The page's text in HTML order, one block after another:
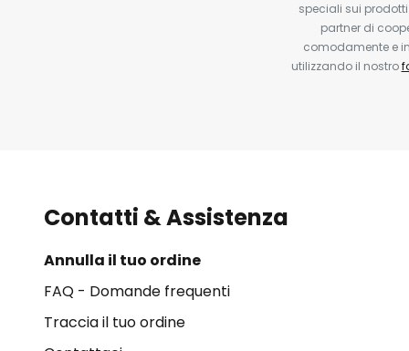
speciali sui
partner di
comodamente e
utilizzando il nostro
Contatti & Assistenza
Annulla il tuo ordine
FAQ - Domande frequenti
Traccia il tuo ordine